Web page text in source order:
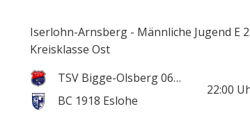
Iserlohn-Arnsberg - Männliche Jugend E 2.
Kreisklasse Ost
TSV Bigge-Olsberg 06/08 2
BC 1918 Eslohe
22:00